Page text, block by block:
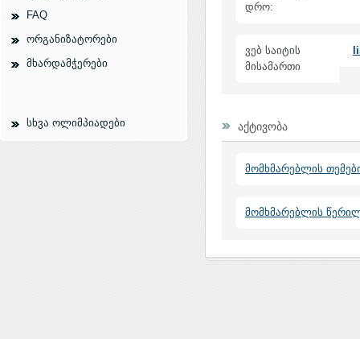
FAQ
ორგანიზატორები
მხარდამჭერები
სხვა ოლიმპიადები
დრო:
ვებ საიტის
მისამართი
აქტივობა
მომხმარებლის
მომხმარებლის